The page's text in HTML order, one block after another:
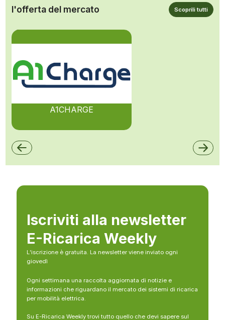
l'offerta del mercato Scoprili tutti
A1CHARGE
Iscriviti alla newsletter
E-Ricarica Weekly
L’iscrizione è gratuita. La newsletter viene inviato ogni
giovedì
Ogni settimana una raccolta aggiornata di notizie e
informazioni che riguardano il mercato dei sistemi di ricarica
per mobilità elettrica.
Su E-Ricarica Weekly trovi tutto quello che devi sapere sul